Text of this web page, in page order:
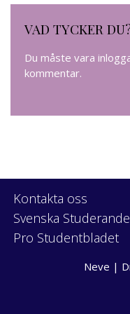
VAD TYCKER
Du måste vara
kommentar.
Kontakta oss
Svenska
Pro Studentbladet
Neve |